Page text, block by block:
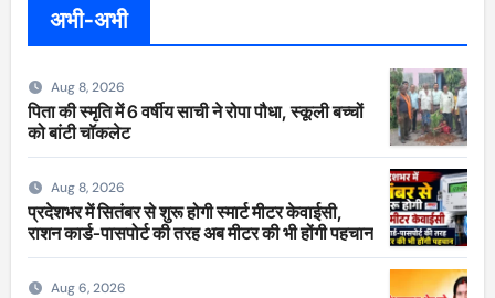
अभी-अभी
Aug 8, 2026
पिता की स्मृति में 6 वर्षीय साची ने रोपा पौधा, स्कूली बच्चों
को बांटी चॉकलेट
Aug 8, 2026
प्रदेशभर में सितंबर से शुरू होगी स्मार्ट मीटर केवाईसी,
राशन कार्ड-पासपोर्ट की तरह अब मीटर की भी होंगी पहचान
Aug 6, 2026